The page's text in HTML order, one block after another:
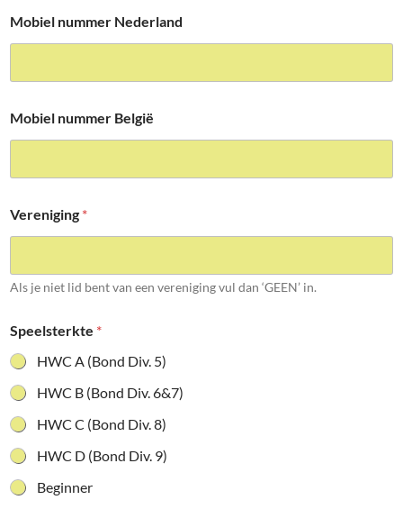
Mobiel nummer Nederland
Mobiel nummer België
Vereniging *
Als je niet lid bent van een vereniging vul dan ‘GEEN’ in.
Speelsterkte *
HWC A (Bond Div. 5)
HWC B (Bond Div. 6&7)
HWC C (Bond Div. 8)
HWC D (Bond Div. 9)
Beginner